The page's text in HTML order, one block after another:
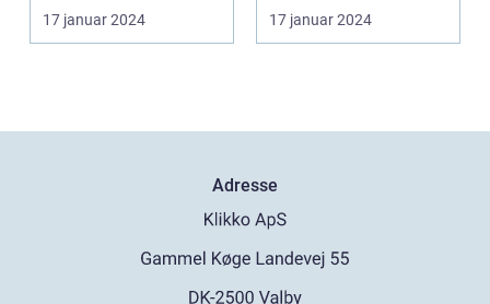
atmosfære, så er
brunch ...
17 januar 2024
brunchkulturen i
17 januar 2024
Adresse